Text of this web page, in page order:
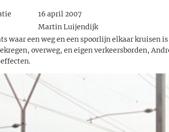
16 april 2007
Martin Luijendijk
waar een weg en een spoorlijn elkaar kruisen
overweg, en eigen verkeersborden,